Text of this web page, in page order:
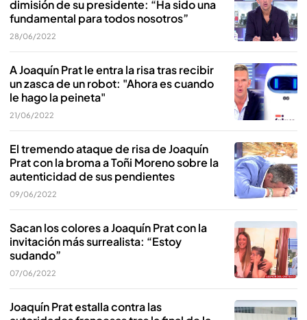
dimisión de su presidente: “Ha sido una
fundamental para todos nosotros”
28/06/2022
A Joaquín Prat le entra la risa tras recibir
un zasca de un robot: "Ahora es cuando
le hago la peineta"
21/06/2022
El tremendo ataque de risa de Joaquín
Prat con la broma a Toñi Moreno sobre la
autenticidad de sus pendientes
09/06/2022
Sacan los colores a Joaquín Prat con la
invitación más surrealista: “Estoy
sudando”
07/06/2022
Joaquín Prat estalla contra las